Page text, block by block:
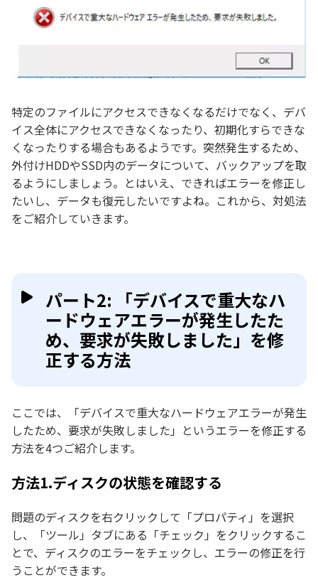
特定のファイルにアクセスできなくなるだけでなく、デバ
イス全体にアクセスできなくなったり、初期化すらできな
くなったりする場合もあるようです。突然発生するため、
外付けHDDやSSD内のデータについて、バックアップを取
るようにしましょう。とはいえ、できればエラーを修正し
たいし、データも復元したいですよね。これから、対処法
をご紹介していきます。
パート2: 「デバイスで重大なハ
ードウェアエラーが発生したた
め、要求が失敗しました」を修
正する方法
ここでは、「デバイスで重大なハードウェアエラーが発生
したため、要求が失敗しました」というエラーを修正する
方法を4つご紹介します。
方法1.ディスクの状態を確認する
問題のディスクを右クリックして「プロパティ」を選択
し、「ツール」タブにある「チェック」をクリックするこ
とで、ディスクのエラーをチェックし、エラーの修正を行
うことができます。